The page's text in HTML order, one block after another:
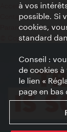
Accessibilité
Contact presse
Paramètres de
© Copyright
à vos
possible. Si
cookies,
standard
Conseil :
de cookies
le lien «
page en